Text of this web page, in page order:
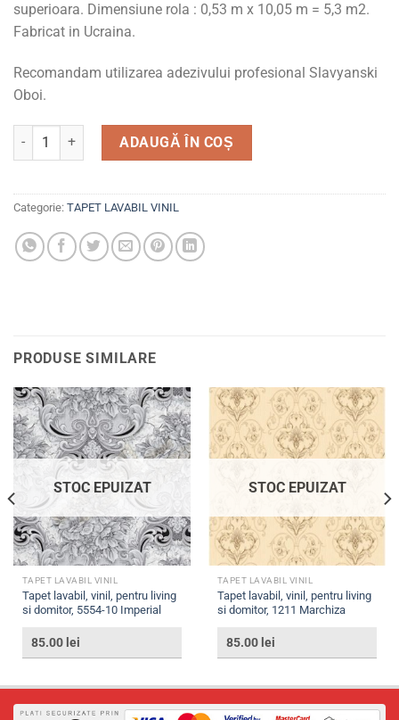
superioara. Dimensiune rola : 0,53 m x 10,05 m = 5,3 m2.
Fabricat in Ucraina.
Recomandam utilizarea adezivului profesional Slavyanski
Oboi.
Cantitate Tapet lavabil, vinil, pentru living si domitor, 9407-
ADAUGĂ ÎN COȘ
Categorie: TAPET LAVABIL VINIL
PRODUSE SIMILARE
STOC EPUIZAT
TAPET LAVABIL VINIL
Tapet lavabil, vinil, pentru living
si domitor, 5554-10 Imperial
85.00 lei
STOC EPUIZAT
TAPET LAVABIL VINIL
Tapet lavabil, vinil, pentru living
si domitor, 1211 Marchiza
85.00 lei